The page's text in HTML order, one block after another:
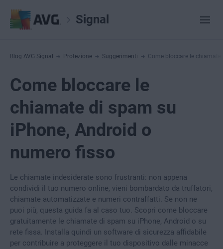
Signal
Blog AVG Signal Protezione Suggerimenti Come bloccare le
Come bloccare le
chiamate di spam su
iPhone, Android o
numero fisso
Le chiamate indesiderate sono frustranti: non appena
condividi il tuo numero online, vieni bombardato da truffatori,
chiamate automatizzate e numeri contraffatti. Se non ne
puoi più, questa guida fa al caso tuo. Scopri come bloccare
gratuitamente le chiamate di spam su iPhone, Android o su
rete fissa. Installa quindi un software di sicurezza affidabile
per contribuire a proteggere il tuo dispositivo dalle minacce